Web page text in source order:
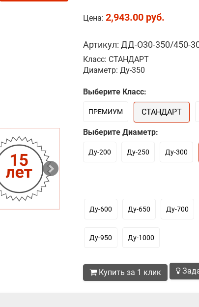
Цена: 2,943.00 руб.
Артикул: ДД-О30-350/450-
Класс: СТАНДАРТ
Диаметр: Ду-350
Выберите Класс:
ПРЕМИУМ СТАНДАРТ
Выберите Диаметр:
Ду-200 Ду-250 Ду-300
Ду-600 Ду-650 Ду-700
Ду-950 Ду-1000
Купить за 1 клик